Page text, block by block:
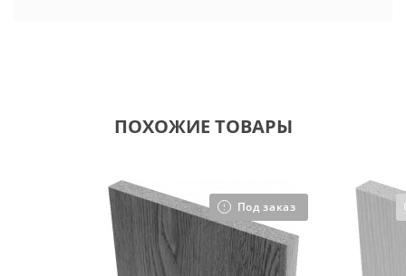
ПОХОЖИЕ ТОВАРЫ
Под заказ